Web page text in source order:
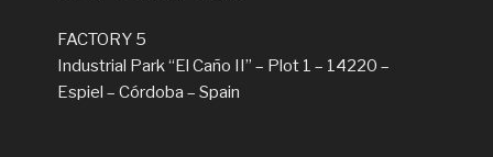
FACTORY 5
Industrial Park “El Caño II” – Plot 1 – 14220 –
Espiel – Córdoba – Spain